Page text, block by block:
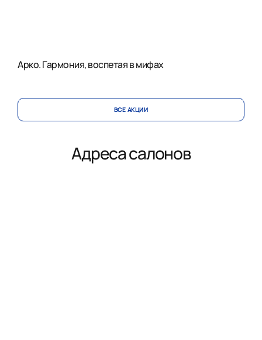
Арко. Гармония, воспетая в мифах
ВСЕ АКЦИИ
Адреса салонов